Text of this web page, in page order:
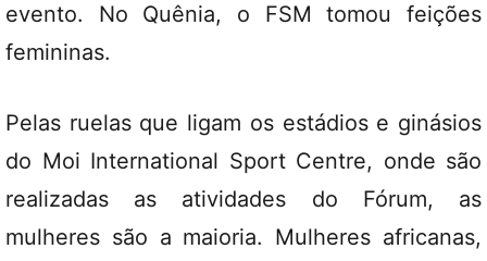
evento. No Quênia, o FSM tomou feições
femininas.
Pelas ruelas que ligam os estádios e ginásios
do Moi International Sport Centre, onde são
realizadas as atividades do Fórum, as
mulheres são a maioria. Mulheres africanas,